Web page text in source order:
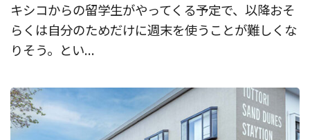
キシコからの留学生がやってくる予定で、以降おそ
らくは自分のためだけに週末を使うことが難しくな
りそう。とい...